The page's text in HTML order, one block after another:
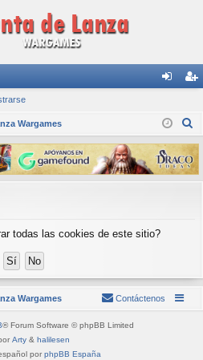
nti
fic
ar
ist
ra
rs
Wargames
s
c
todas las cookies de este sitio?
Wargames Contáctenos
® Forum Software © phpBB Limited
Arty & halilesen
por phpBB España